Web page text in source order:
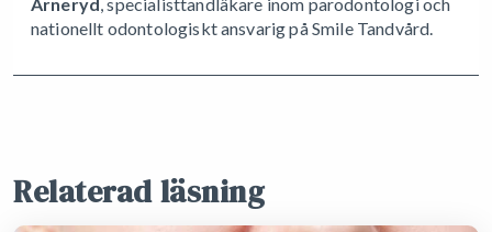
nationellt odontologiskt ansvarig på Smile Tandvård.
Relaterad läsning